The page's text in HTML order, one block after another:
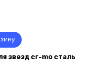
звезд cr-mo сталь